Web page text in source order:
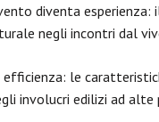
diventa esperienza:
negli incontri dal
le
involucri edilizi ad alte